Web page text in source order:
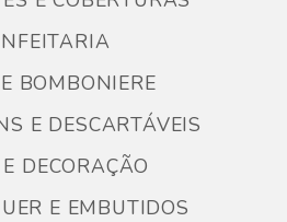
BOMBONIERE
E DESCARTÁVEIS
DECORAÇÃO
E EMBUTIDOS